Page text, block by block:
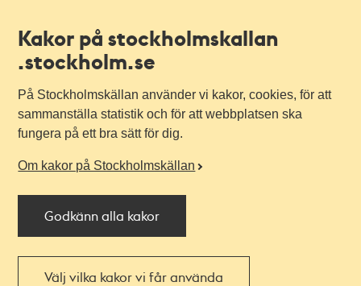
Kakor på stockholmskallan
.stockholm.se
På Stockholmskällan använder vi kakor, cookies, för att
sammanställa statistik och för att webbplatsen ska
fungera på ett bra sätt för dig.
Om kakor på Stockholmskällan
Godkänn alla kakor
Välj vilka kakor vi får använda